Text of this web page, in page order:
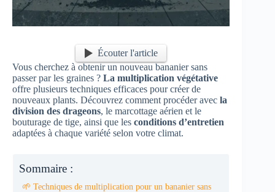
Écouter l'article
Vous cherchez à obtenir un nouveau bananier sans
passer par les graines ? La multiplication végétative
offre plusieurs techniques efficaces pour créer de
nouveaux plants. Découvrez comment procéder avec la
division des drageons, le marcottage aérien et le
bouturage de tige, ainsi que les conditions d’entretien
adaptées à chaque variété selon votre climat.
Sommaire :
🌱 Techniques de multiplication pour un bananier sans